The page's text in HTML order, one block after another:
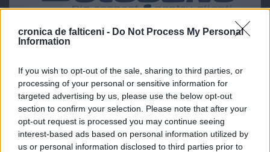
cronica de falticeni - Do Not Process My Personal
Information
If you wish to opt-out of the sale, sharing to third parties, or
processing of your personal or sensitive information for
targeted advertising by us, please use the below opt-out
section to confirm your selection. Please note that after your
opt-out request is processed you may continue seeing
interest-based ads based on personal information utilized by
us or personal information disclosed to third parties prior to